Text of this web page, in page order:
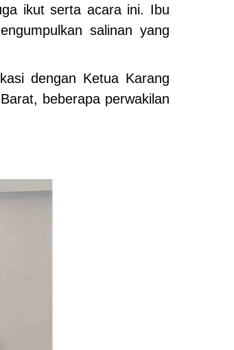
ikut serta acara ini. Ibu
salinan yang
dengan Ketua Karang
beberapa perwakilan